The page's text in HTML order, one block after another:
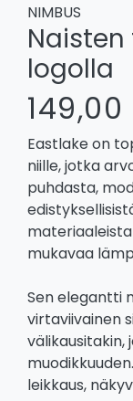
NIMBUS
Naisten
logolla
Eastlake on
niille, jotka
puhdasta,
mukavaa
Sen elegantti
virtaviivainen
välikausitakin,
leikkaus,